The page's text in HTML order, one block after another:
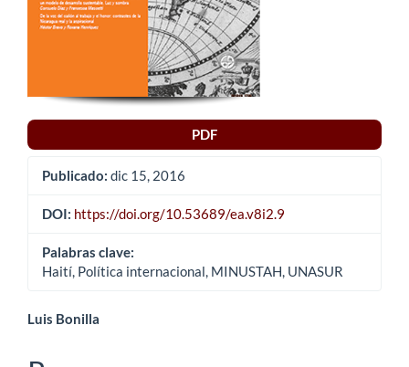
PDF
Publicado: dic 15, 2016
DOI: https://doi.org/10.53689/ea.v8i2.9
Palabras clave:
Haití, Política internacional, MINUSTAH, UNASUR
Contenido
principal
Luis Bonilla